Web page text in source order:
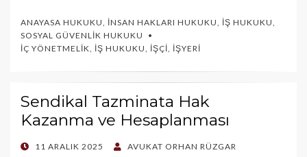
ANAYASA HUKUKU İNSAN HAKLARI HUKUKU İŞ HUKUKU
SOSYAL GÜVENLIK HUKUKU
İÇ YÖNETMELIK
İŞ HUKUKU İŞÇI İŞYERI
Sendikal Tazminata Hak
Kazanma ve Hesaplanması
POSTED
11 ARALIK 2025 AVUKAT ORHAN RÜZGAR